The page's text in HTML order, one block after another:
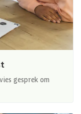
gesprek om